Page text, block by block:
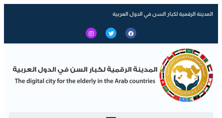
المدينة الرقمية لكبار السن في الدول العربية